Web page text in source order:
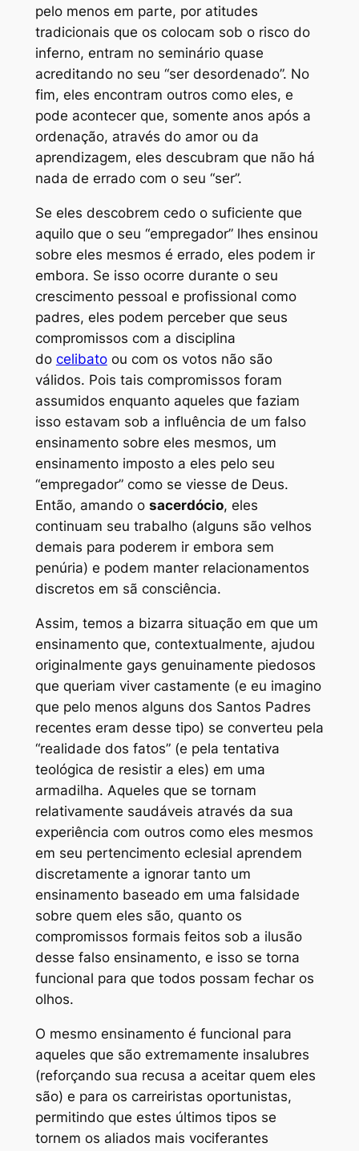
pelo menos em parte, por atitudes
tradicionais que os colocam sob o risco do
inferno, entram no seminário quase
acreditando no seu “ser desordenado”. No
fim, eles encontram outros como eles, e
pode acontecer que, somente anos após a
ordenação, através do amor ou da
aprendizagem, eles descubram que não há
nada de errado com o seu “ser”.
Se eles descobrem cedo o suficiente que
aquilo que o seu “empregador” lhes ensinou
sobre eles mesmos é errado, eles podem ir
embora. Se isso ocorre durante o seu
crescimento pessoal e profissional como
padres, eles podem perceber que seus
compromissos com a disciplina
do celibatoou com os votos não são
válidos. Pois tais compromissos foram
assumidos enquanto aqueles que faziam
isso estavam sob a influência de um falso
ensinamento sobre eles mesmos, um
ensinamento imposto a eles pelo seu
“empregador” como se viesse de Deus.
Então, amando o sacerdócio, eles
continuam seu trabalho (alguns são velhos
demais para poderem ir embora sem
penúria) e podem manter relacionamentos
discretos em sã consciência.
Assim, temos a bizarra situação em que um
ensinamento que, contextualmente, ajudou
originalmente gays genuinamente piedosos
que queriam viver castamente (e eu imagino
que pelo menos alguns dos Santos Padres
recentes eram desse tipo) se converteu pela
“realidade dos fatos” (e pela tentativa
teológica de resistir a eles) em uma
armadilha. Aqueles que se tornam
relativamente saudáveis através da sua
experiência com outros como eles mesmos
em seu pertencimento eclesial aprendem
discretamente a ignorar tanto um
ensinamento baseado em uma falsidade
sobre quem eles são, quanto os
compromissos formais feitos sob a ilusão
desse falso ensinamento, e isso se torna
funcional para que todos possam fechar os
olhos.
O mesmo ensinamento é funcional para
aqueles que são extremamente insalubres
(reforçando sua recusa a aceitar quem eles
são) e para os carreiristas oportunistas,
permitindo que estes últimos tipos se
tornem os aliados mais vociferantes